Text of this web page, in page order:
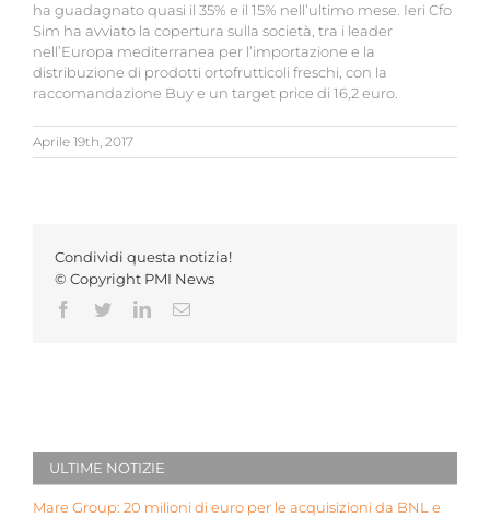
ha guadagnato quasi il 35% e il 15% nell’ultimo mese. Ieri Cfo
Sim ha avviato la copertura sulla società, tra i leader
nell’Europa mediterranea per l’importazione e la
distribuzione di prodotti ortofrutticoli freschi, con la
raccomandazione Buy e un target price di 16,2 euro.
Aprile 19th, 2017
Condividi questa notizia!
© Copyright PMI News
Facebook
TwitterLinkedInEmail
ULTIME NOTIZIE
Mare Group: 20 milioni di euro per le acquisizioni da BNL e